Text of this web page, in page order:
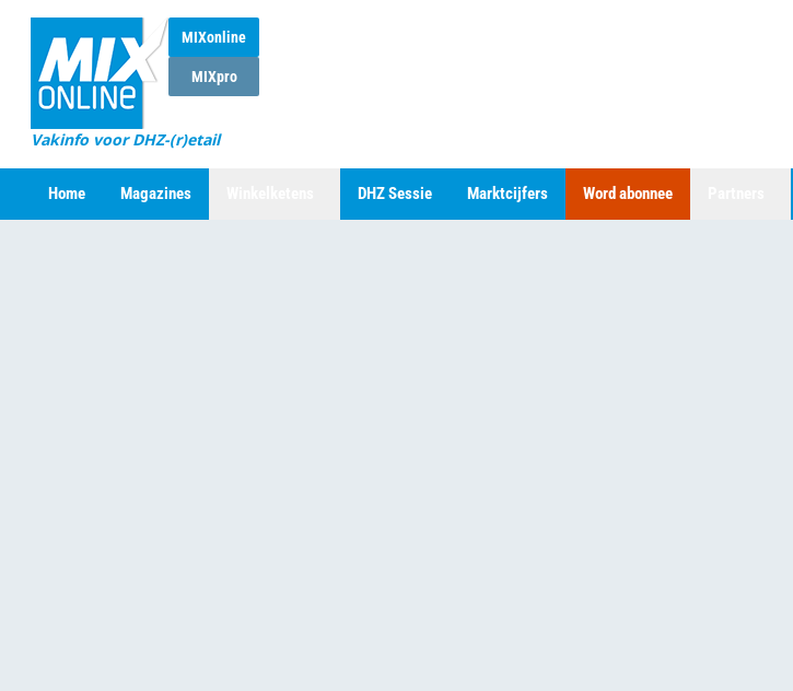
MIXonline
MIXpro
Vakinfo voor DHZ-(r)etail
Home Magazines DHZ Sessie Marktcijfers Word abonnee